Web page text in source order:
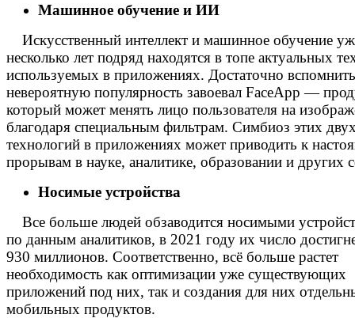
Машинное обучение и ИИ
Искусственный интеллект и машинное обучение
несколько лет подряд находятся в топе актуальных
используемых в приложениях. Достаточно
невероятную популярность завоевал FaceApp —
который может менять лицо пользователя на
благодаря специальным фильтрам. Симбиоз этих
технологий в приложениях может приводить к
прорывам в науке, аналитике, образовании и других
Носимые устройства
Все больше людей обзаводится носимыми
по данным аналитиков, в 2021 году их число
930 миллионов. Соответственно, всё больше растет
необходимость как оптимизации уже существующих
приложений под них, так и создания для них
мобильных продуктов.